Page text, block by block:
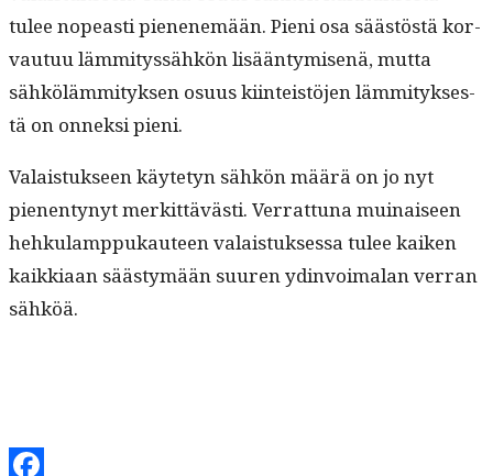
tulee nopeasti pienen­emään. Pieni osa säästöstä kor­
vau­tuu läm­mi­tyssähkön lisään­tymisenä, mut­ta
sähköläm­mi­tyk­sen osu­us kiin­teistö­jen läm­mi­tyk­ses­
tä on onnek­si pieni.
Valais­tuk­seen käyte­tyn sähkön määrä on jo nyt
pienen­tynyt merkit­tävästi. Ver­rat­tuna muinaiseen
hehku­lamp­pukau­teen valais­tuk­ses­sa tulee kaiken
kaikki­aan säästymään suuren ydin­voimalan ver­ran
sähköä.